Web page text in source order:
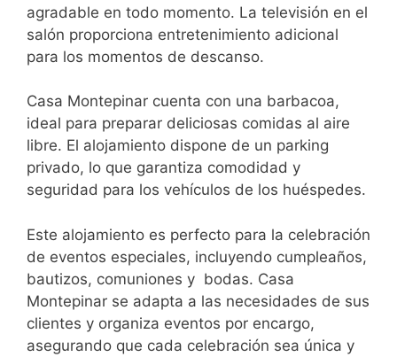
agradable en todo momento. La televisión en el
salón proporciona entretenimiento adicional
para los momentos de descanso.
Casa Montepinar cuenta con una barbacoa,
ideal para preparar deliciosas comidas al aire
libre. El alojamiento dispone de un parking
privado, lo que garantiza comodidad y
seguridad para los vehículos de los huéspedes.
Este alojamiento es perfecto para la celebración
de eventos especiales, incluyendo cumpleaños,
bautizos, comuniones y bodas. Casa
Montepinar se adapta a las necesidades de sus
clientes y organiza eventos por encargo,
asegurando que cada celebración sea única y